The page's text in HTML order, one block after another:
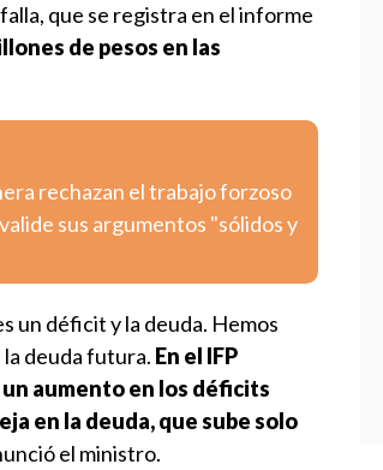
que se registra en el informe
de pesos en las
rechazan el trabajo forzoso
sus argumentos "sólidos y
un déficit y la deuda. Hemos
deuda futura. En el IFP
aumento en los déficits
en la deuda, que sube solo
el ministro.